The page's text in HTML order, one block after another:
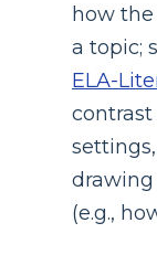
how
a topic;
ELA-
(e.g.,